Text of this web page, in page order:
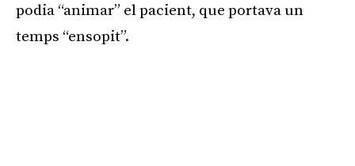
podia “animar” el pacient, que portava un
temps “ensopit”.